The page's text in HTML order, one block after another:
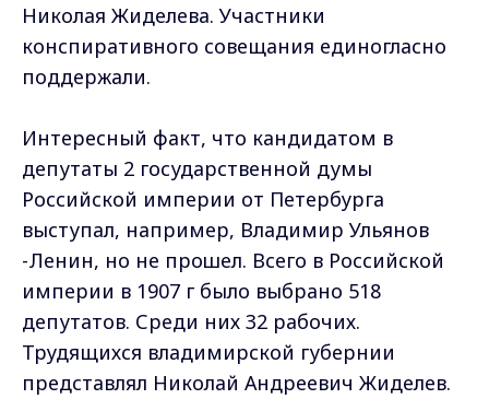
Николая Жиделева. Участники
конспиративного совещания единогласно
поддержали.
Интересный факт, что кандидатом в
депутаты 2 государственной думы
Российской империи от Петербурга
выступал, например, Владимир Ульянов
-Ленин, но не прошел. Всего в Российской
империи в 1907 г было выбрано 518
депутатов. Среди них 32 рабочих.
Трудящихся владимирской губернии
представлял Николай Андреевич Жиделев.